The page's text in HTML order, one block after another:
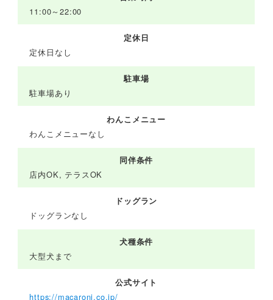
11:00～22:00
定休日
定休日なし
駐車場
駐車場あり
わんこメニュー
わんこメニューなし
同伴条件
店内OK, テラスOK
ドッグラン
ドッグランなし
犬種条件
大型犬まで
公式サイト
https://macaroni.co.jp/